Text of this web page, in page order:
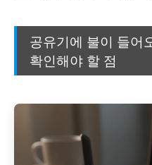
공유기에 불이 들어
확인해야 할 점